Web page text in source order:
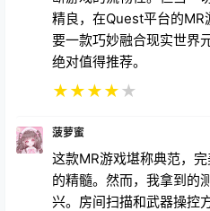
精良，在Quest平台的
要一款巧妙融合现实世界
绝对值得推荐。
★★★★★
菠萝蜜
这款MR游戏堪称典范，
的精髓。然而，我拿到的
兴。房间扫描和武器操控